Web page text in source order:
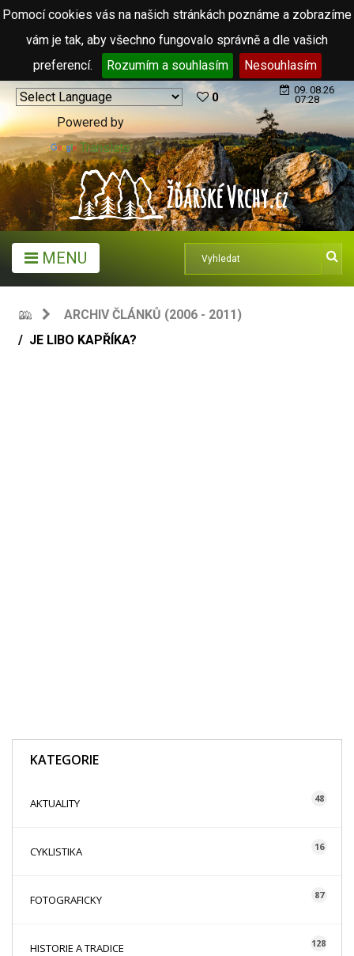
Pomocí cookies vás na našich stránkách poznáme a zobrazíme
vám je tak, aby všechno fungovalo správně a dle vašich
preferencí.
Rozumím a souhlasím Nesouhlasím
Powered by
Translate
0
09. 08.26
07:28
MENU
ARCHIV ČLÁNKŮ (2006 - 2011)
JE LIBO KAPŘÍKA?
KATEGORIE
AKTUALITY 48
CYKLISTIKA 16
FOTOGRAFICKY 87
HISTORIE A TRADICE 128